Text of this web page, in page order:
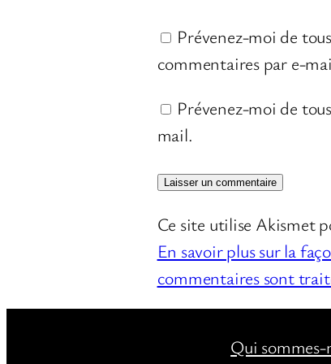
Prévenez-moi de
commentaires par e-
Prévenez-moi de
mail.
Ce site utilise Akismet
En savoir plus sur la
commentaires sont
Qui sommes-